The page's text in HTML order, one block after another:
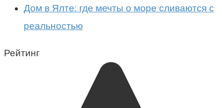
Дом в Ялте: где мечты о море сливаются с
реальностью
Рейтинг